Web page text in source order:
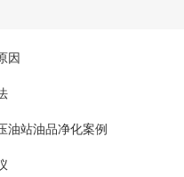
因
油站油品净化案例